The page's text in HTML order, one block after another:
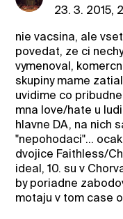
23. 3. 2015,
nie vacsina, ale
povedat, ze ci
vymenoval,
skupiny mame
uvidime co
mna love/hate u
hlavne DA, na nich
"nepohodaci"...
dvojice Faithless/
ideal, 10. su v
by poriadne
motaju v tom case